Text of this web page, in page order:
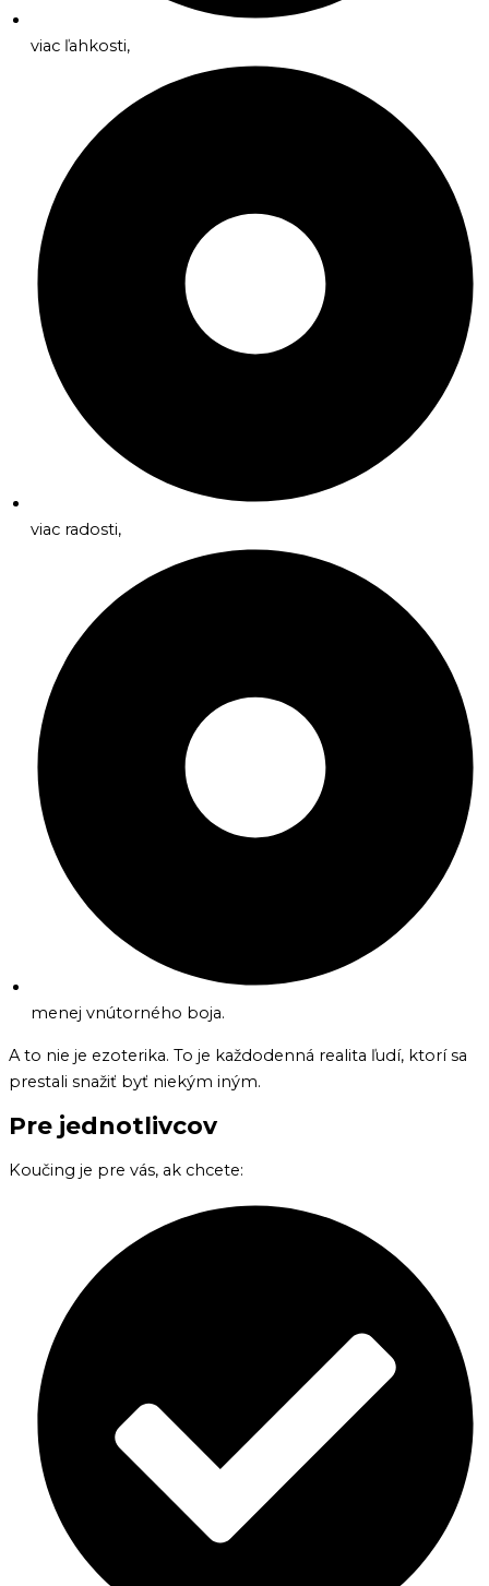
viac ľahkosti,
viac radosti,
menej vnútorného boja.
A to nie je ezoterika. To je každodenná realita ľudí, ktorí sa
prestali snažiť byť niekým iným.
Pre jednotlivcov
Koučing je pre vás, ak chcete: